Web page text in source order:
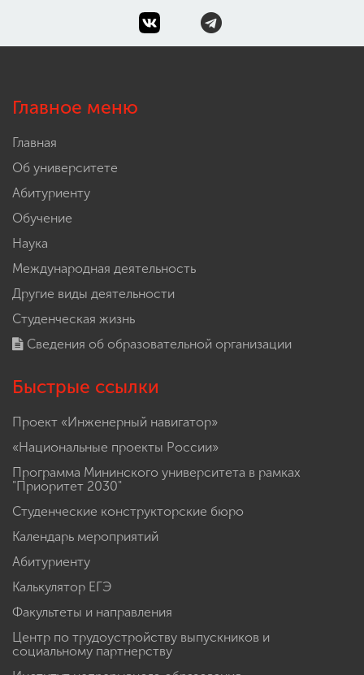
Главное меню
Главная
Об университете
Абитуриенту
Обучение
Наука
Международная деятельность
Другие виды деятельности
Студенческая жизнь
Сведения об образовательной организации
Быстрые ссылки
Проект «Инженерный навигатор»
«Национальные проекты России»
Программа Мининского университета в рамках
"Приоритет 2030"
Студенческие конструкторские бюро
Календарь мероприятий
Абитуриенту
Калькулятор ЕГЭ
Факультеты и направления
Центр по трудоустройству выпускников и
социальному партнерству